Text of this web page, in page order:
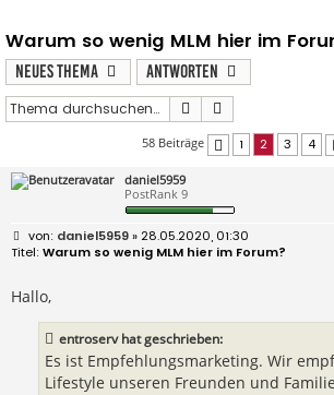
Warum so wenig MLM hier im
Neues Thema
Antworten
Suche
58 Beiträge Vorherige
1 2 3 4
daniel5959
PostRank 9
B
e
i
r
a
daniel5959» 28.05.2020, 01:30
Warum so wenig MLM hier im Forum?
Hallo,
entroserv hat geschrieben:
Es ist Empfehlungsmarketing. Wir
Lifestyle unseren Freunden und